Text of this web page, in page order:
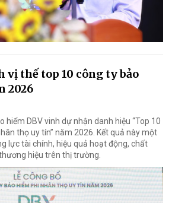
vị thế top 10 công ty bảo
2026
hiểm DBV vinh dự nhận danh hiệu “Top 10
thọ uy tín” năm 2026. Kết quả này một
lực tài chính, hiệu quả hoạt động, chất
hiệu trên thị trường.